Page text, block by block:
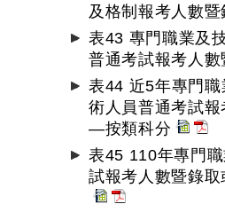
及格制報考人數
表43 專門職業及
普通考試報考人
表44 近5年專門職
術人員普通考試
—按類科分
表45 110年專門
試報考人數暨錄